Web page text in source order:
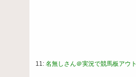
11: 名無しさん＠実況で競馬板アウト